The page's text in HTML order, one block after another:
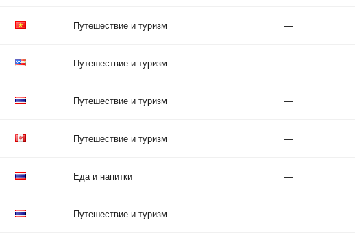
Путешествие и туризм —
Путешествие и туризм —
Путешествие и туризм —
Путешествие и туризм —
Еда и напитки —
Путешествие и туризм —